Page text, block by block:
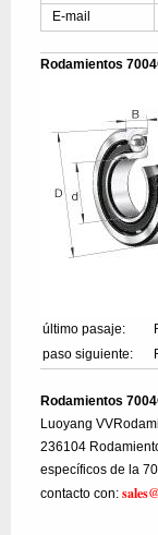
E-mail
Rodamientos
último pasaje:
paso siguiente:
Rodamientos
Luoyang
236104
específicos de la
contacto con: